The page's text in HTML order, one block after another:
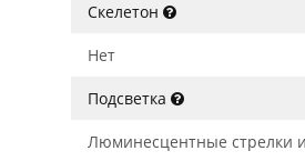
Скелетон
Нет
Подсветка
Люминесцентные стрелки